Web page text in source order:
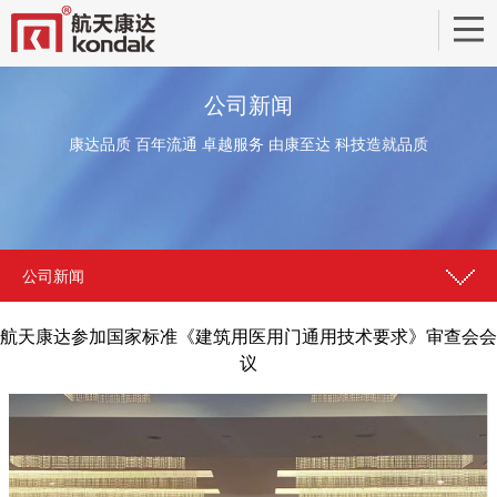
公司新闻
康达品质 百年流通 卓越服务 由康至达 科技造就品质
公司新闻
航天康达参加国家标准《建筑用医用门通用技术要求》审查会会
议